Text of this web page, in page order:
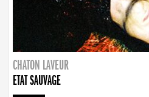
CHATON LAVEUR
ETAT SAUVAGE